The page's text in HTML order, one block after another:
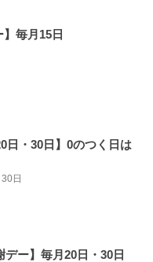
】毎月15日
日・30日】0のつく日は
日
デー】毎月20日・30日